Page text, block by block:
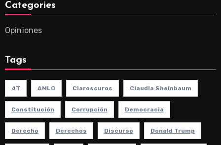
Categories
Opiniones
Tags
4T AMLO Claroscuros Claudia Sheinbaum
Constitución Corrupción Democracia
Derecho Derechos Discurso Donald Trump